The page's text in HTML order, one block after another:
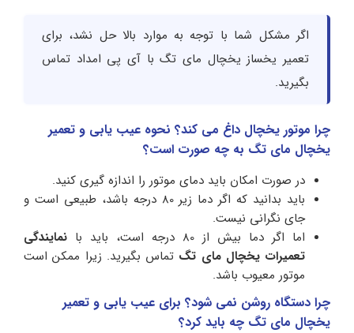
اگر مشکل شما با توجه به موارد بالا حل نشد، برای
تعمیر یخساز یخچال مای تگ با آی پی امداد تماس
بگیرید.
چرا موتور یخچال داغ می کند؟ نحوه عیب یابی و تعمیر
یخچال مای تگ به چه صورت است؟
در صورت امکان باید دمای موتور را اندازه گیری کنید.
باید بدانید که اگر دما زیر 80 درجه باشد، طبیعی است و
جای نگرانی نیست.
اما اگر دما بیش از 80 درجه است، باید با
نمایندگی
تعمیرات یخچال مای تگ تماس بگیرید. زیرا ممکن است
موتور معیوب باشد.
چرا دستگاه روشن نمی­ شود؟ برای عیب یابی و تعمیر
یخچال مای تگ چه باید کرد؟